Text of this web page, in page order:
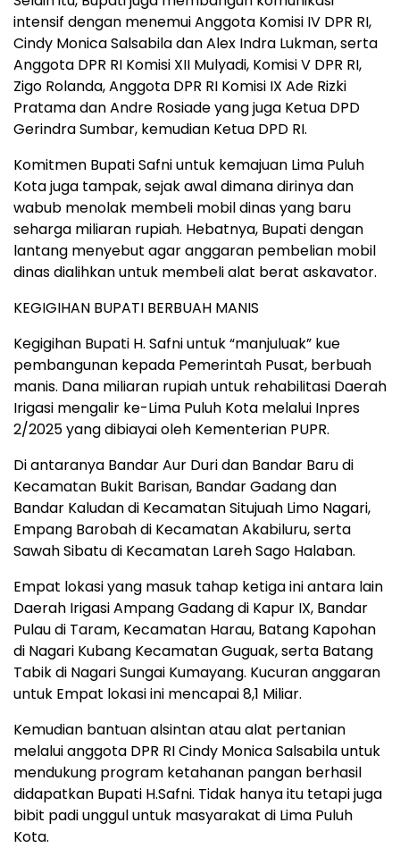
intensif dengan menemui Anggota Komisi IV DPR RI,
Cindy Monica Salsabila dan Alex Indra Lukman, serta
Anggota DPR RI Komisi XII Mulyadi, Komisi V DPR RI,
Zigo Rolanda, Anggota DPR RI Komisi IX Ade Rizki
Pratama dan Andre Rosiade yang juga Ketua DPD
Gerindra Sumbar, kemudian Ketua DPD RI.
Komitmen Bupati Safni untuk kemajuan Lima Puluh
Kota juga tampak, sejak awal dimana dirinya dan
wabub menolak membeli mobil dinas yang baru
seharga miliaran rupiah. Hebatnya, Bupati dengan
lantang menyebut agar anggaran pembelian mobil
dinas dialihkan untuk membeli alat berat askavator.
KEGIGIHAN BUPATI BERBUAH MANIS
Kegigihan Bupati H. Safni untuk “manjuluak” kue
pembangunan kepada Pemerintah Pusat, berbuah
manis. Dana miliaran rupiah untuk rehabilitasi Daerah
Irigasi mengalir ke-Lima Puluh Kota melalui Inpres
2/2025 yang dibiayai oleh Kementerian PUPR.
Di antaranya Bandar Aur Duri dan Bandar Baru di
Kecamatan Bukit Barisan, Bandar Gadang dan
Bandar Kaludan di Kecamatan Situjuah Limo Nagari,
Empang Barobah di Kecamatan Akabiluru, serta
Sawah Sibatu di Kecamatan Lareh Sago Halaban.
Empat lokasi yang masuk tahap ketiga ini antara lain
Daerah Irigasi Ampang Gadang di Kapur IX, Bandar
Pulau di Taram, Kecamatan Harau, Batang Kapohan
di Nagari Kubang Kecamatan Guguak, serta Batang
Tabik di Nagari Sungai Kumayang. Kucuran anggaran
untuk Empat lokasi ini mencapai 8,1 Miliar.
Kemudian bantuan alsintan atau alat pertanian
melalui anggota DPR RI Cindy Monica Salsabila untuk
mendukung program ketahanan pangan berhasil
didapatkan Bupati H.Safni. Tidak hanya itu tetapi juga
bibit padi unggul untuk masyarakat di Lima Puluh
Kota.